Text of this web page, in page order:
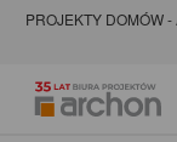
PROJEKTY DOMÓW -